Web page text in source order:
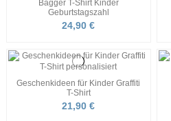
Bagger T-Shirt Kinder
Geburtstagszahl
24,90 €
Geschenkideen für Kinder Graffiti
T-Shirt
21,90 €